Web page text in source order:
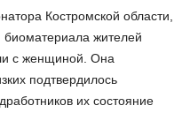
Костромской области,
биоматериала жителей
с женщиной. Она
подтвердилось
их состояние